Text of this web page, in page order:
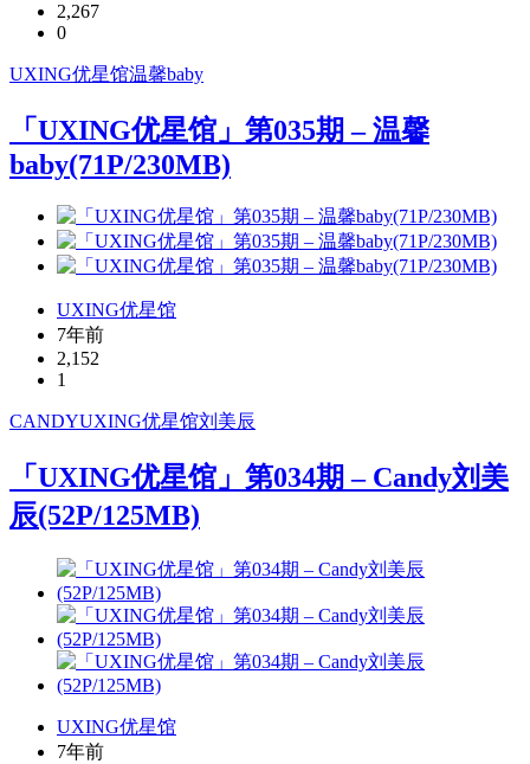
2,267
0
UXING优星馆温馨baby
「UXING优星馆」第035期 – 温馨
baby(71P/230MB)
UXING优星馆
7年前
2,152
1
CANDYUXING优星馆刘美辰
「UXING优星馆」第034期 – Candy刘美
辰(52P/125MB)
UXING优星馆
7年前